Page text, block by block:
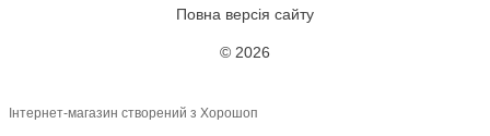
Повна версія сайту
© 2026
Інтернет-магазин створений з Хорошоп